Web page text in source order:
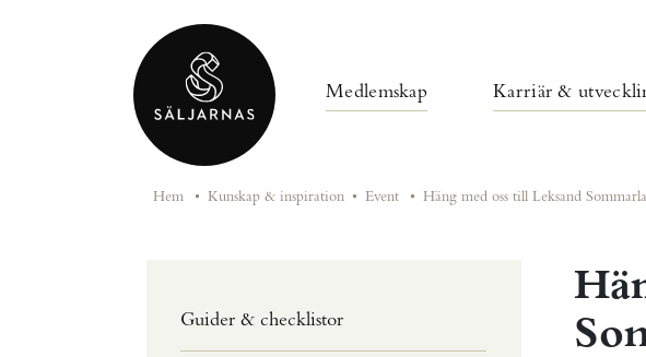
Medlemskap Karriär &
Hem • Kunskap & inspiration • Event • Häng med oss till Leksand
Guider & checklistor